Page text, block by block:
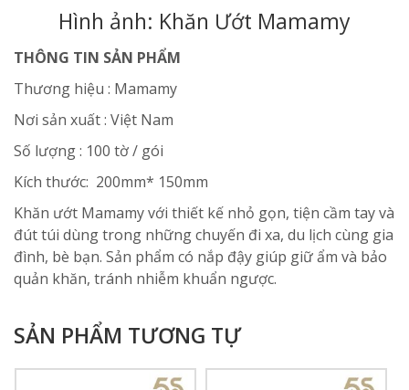
Hình ảnh: Khăn Ướt Mamamy
THÔNG TIN SẢN PHẨM
Thương hiệu : Mamamy
Nơi sản xuất : Việt Nam
Số lượng : 100 tờ / gói
Kích thước: 200mm* 150mm
Khăn ướt Mamamy với thiết kế nhỏ gọn, tiện cầm tay và
đút túi dùng trong những chuyến đi xa, du lịch cùng gia
đình, bè bạn. Sản phẩm có nắp đậy giúp giữ ẩm và bảo
quản khăn, tránh nhiễm khuẩn ngược.
SẢN PHẨM TƯƠNG TỰ